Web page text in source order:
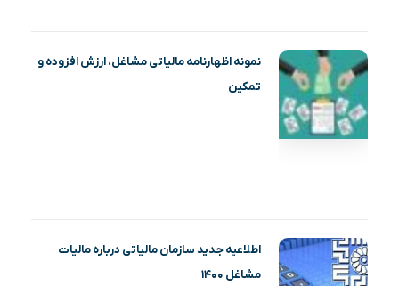
نمونه اظهارنامه مالیاتی مشاغل، ارزش افزوده و
تمکین
اطلاعیه جدید سازمان مالیاتی درباره مالیات
مشاغل ۱۴۰۰